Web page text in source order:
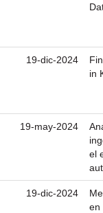
19-dic-2024
in
19-may-2024
el
19-dic-2024
en